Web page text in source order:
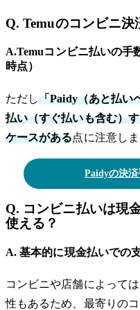
Q. Temuのコンビニ決
A.Temuコンビニ払いの手
時点）
ただし「Paidy（あと払い
払い（すぐ払いも含む）
ケースがある点に注意しま
Paidyの決
Q. コンビニ払いは現
使える？
A. 基本的に現金払いでの
コンビニや店舗によって
性もあるため、最寄りの